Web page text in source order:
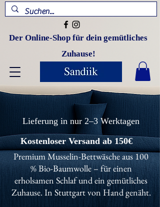
Der Online-Shop für dein gemütliches
Zuhause!
Lieferung in nur 2–3 Werktagen
Kostenloser Versand ab 150€
Premium Musselin-Bettwäsche aus 100
% Bio-Baumwolle – für einen
erholsamen Schlaf und ein gemütliches
Zuhause. In Stuttgart von Hand genäht.